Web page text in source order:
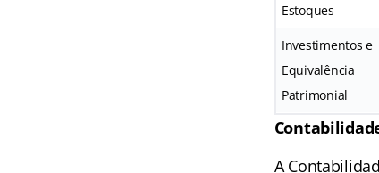
Estoques
Investimentos e
Equivalência
Patrimonial
A